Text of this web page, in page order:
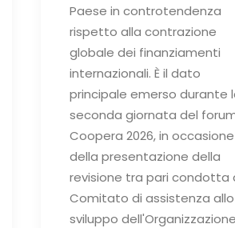
Paese in controtendenza
rispetto alla contrazione
globale dei finanziamenti
internazionali. È il dato
principale emerso durante
seconda giornata del
Coopera 2026, in occasione
della presentazione della
revisione tra pari condotta
Comitato di assistenza allo
sviluppo dell'Organizzazione